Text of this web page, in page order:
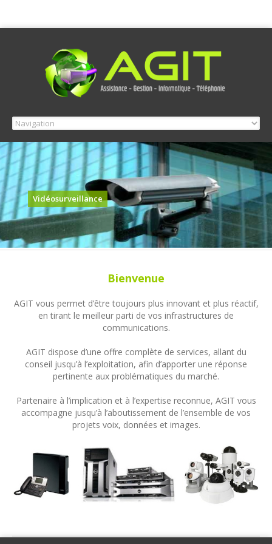
Vidéosurveillance
Bienvenue
AGIT vous permet d’être toujours plus innovant et plus réactif,
en tirant le meilleur parti de vos infrastructures de
communications.
AGIT dispose d’une offre complète de services, allant du
conseil jusqu’à l’exploitation, afin d’apporter une réponse
pertinente aux problématiques du marché.
Partenaire à l’implication et à l’expertise reconnue, AGIT vous
accompagne jusqu’à l’aboutissement de l’ensemble de vos
projets voix, données et images.